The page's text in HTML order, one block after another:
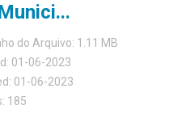
do Arquivo: 1.11 MB
01-06-2023
01-06-2023
185